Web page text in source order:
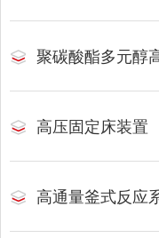
聚碳酸酯多元醇
高压固定床装置
高通量釜式反应